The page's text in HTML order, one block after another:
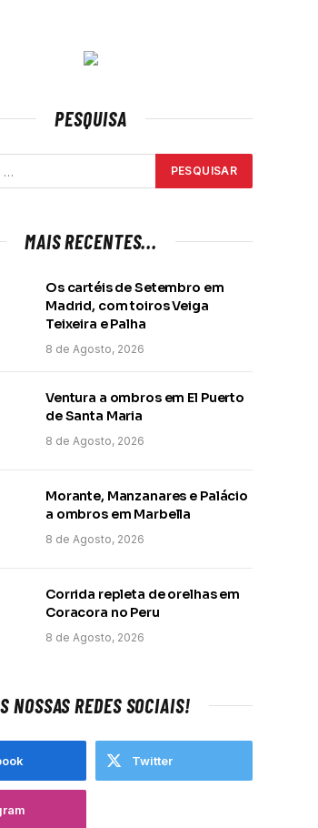
PESQUISA
MAIS RECENTES...
Os cartéis de Setembro em
Madrid, com toiros Veiga
Teixeira e Palha
8 de Agosto, 2026
Ventura a ombros em El Puerto
de Santa Maria
8 de Agosto, 2026
Morante, Manzanares e Palácio
a ombros em Marbella
8 de Agosto, 2026
Corrida repleta de orelhas em
Coracora no Peru
8 de Agosto, 2026
NOSSAS REDES SOCIAIS!
Twitter